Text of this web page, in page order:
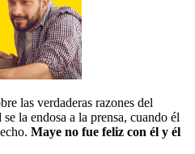
las verdaderas razones del
la endosa a la prensa, cuando él
Maye no fue feliz con él y él